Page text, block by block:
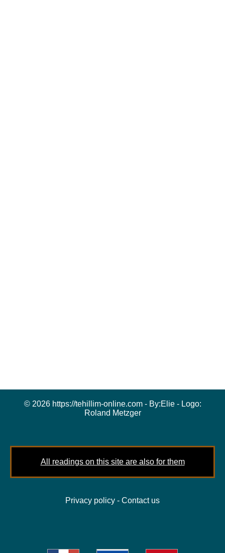
© 2026 https://tehillim-online.com - By:Elie- Logo:
Roland Metzger
All readings on this site are also for them
Privacy policy - Contact us